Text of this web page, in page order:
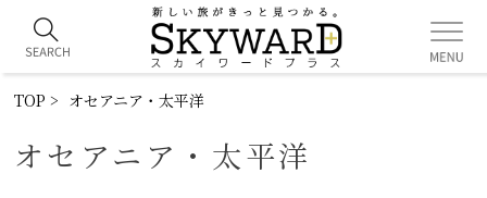
TOP オセアニア・太平洋
オセアニア・太平洋